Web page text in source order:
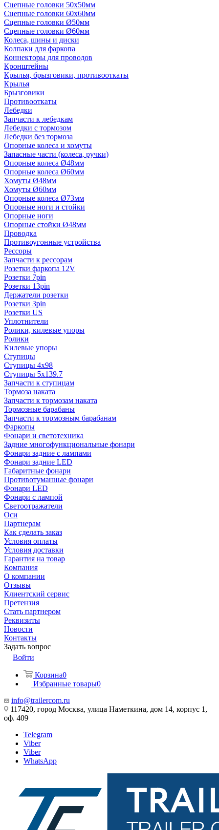
Сцепные головки 50x50мм
Сцепные головки 60x60мм
Сцепные головки Ø50мм
Сцепные головки Ø60мм
Колеса, шины и диски
Колпаки для фаркопа
Коннекторы для проводов
Кронштейны
Крылья, брызговики, противооткаты
Крылья
Брызговики
Противооткаты
Лебедки
Запчасти к лебедкам
Лебедки с тормозом
Лебедки без тормоза
Опорные колеса и хомуты
Запасные части (колеса, ручки)
Опорные колеса Ø48мм
Опорные колеса Ø60мм
Хомуты Ø48мм
Хомуты Ø60мм
Опорные колеса Ø73мм
Опорные ноги и стойки
Опорные ноги
Опорные стойки Ø48мм
Проводка
Противоугонные устройства
Рессоры
Запчасти к рессорам
Розетки фаркопа 12V
Розетки 7pin
Розетки 13pin
Держатели розетки
Розетки 3pin
Розетки US
Уплотнители
Ролики, килевые упоры
Ролики
Килевые упоры
Ступицы
Ступицы 4x98
Ступицы 5x139.7
Запчасти к ступицам
Тормоза наката
Запчасти к тормозам наката
Тормозные барабаны
Запчасти к тормозным барабанам
Фаркопы
Фонари и светотехника
Задние многофункциональные фонари
Фонари задние с лампами
Фонари задние LED
Габаритные фонари
Противотуманные фонари
Фонари LED
Фонари с лампой
Светоотражатели
Оси
Партнерам
Как сделать заказ
Условия оплаты
Условия доставки
Гарантия на товар
Компания
О компании
Отзывы
Клиентский сервис
Претензия
Стать партнером
Реквизиты
Новости
Контакты
Задать вопрос
Войти
Корзина0
Избранные товары0
info@trailercom.ru
117420, город Москва, улица Наметкина, дом 14, корпус 1,
оф. 409
Telegram
Viber
Viber
WhatsApp